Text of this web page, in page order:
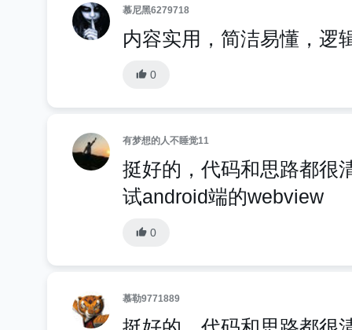
慕尼黑6279718
内容实用，简洁易懂，逻
0
有梦想的人不睡觉11
挺好的，代码和思路都很
试android端的webview
0
慕勒9771889